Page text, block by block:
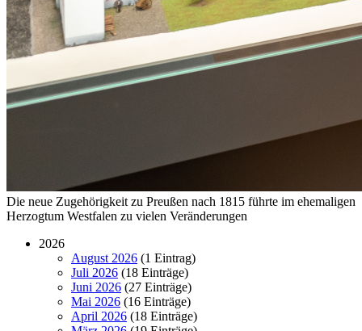
Die neue Zugehörigkeit zu Preußen nach 1815 führte im ehemaligen
Herzogtum Westfalen zu vielen Veränderungen
2026
August 2026 (1 Eintrag)
Juli 2026 (18 Einträge)
Juni 2026 (27 Einträge)
Mai 2026 (16 Einträge)
April 2026 (18 Einträge)